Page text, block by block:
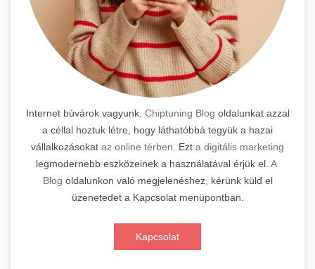
Internet búvárok vagyunk. Chiptuning Blog oldalunkat azzal
a céllal hoztuk létre, hogy láthatóbbá tegyük a hazai
vállalkozásokat az online térben . Ezt a digitális marketing
legmodernebb eszközeinek a használatával érjük el. A
Blog oldalunkon való megjelenéshez, kérünk küld el
üzenetedet a Kapcsolat menüpontban.
Kapcsolat